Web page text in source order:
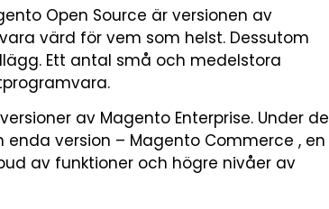
Open Source är versionen av
värd för vem som helst. Dessutom
Ett antal små och medelstora
av Magento Enterprise. Under de
version – Magento Commerce , en
av funktioner och högre nivåer av